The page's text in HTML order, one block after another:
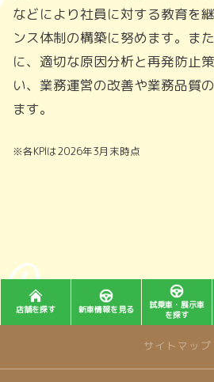
などにより社員に対する教育を
ンス体制の構築に努めます。ま
に、適切な原因分析と再発防止
い、業務運営の改善や業務品質
ます。
※各KPIは2026年3月末時点
店舗を探す 新車情報を見る
試乗車・展示車
を探す
サイトマップ